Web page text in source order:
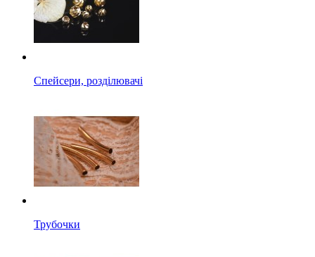
Спейсери, розділювачі
Трубочки